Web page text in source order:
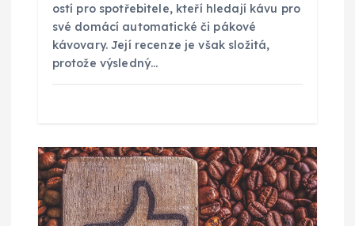
k
ostí pro spotřebitele, kteří hledají kávu pro
své domácí automatické či pákové
kávovary. Její recenze je však složitá,
protože výsledný…